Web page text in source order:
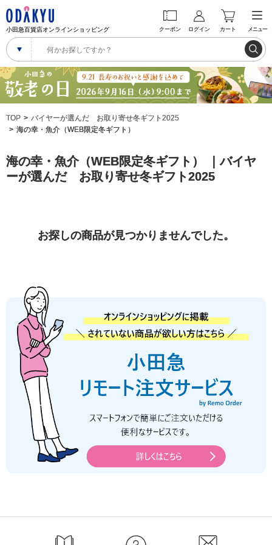
小田急百貨店オンラインショッピング クーポン ログイン カート メニュー
TOP
バイヤーが選んだ お取り寄せ冬ギフト2025
海の幸・魚介（WEB限定冬ギフト）
海の幸・魚介（WEB限定冬ギフト） ｜バイヤ
ーが選んだ お取り寄せ冬ギフト2025
お探しの商品が見つかりませんでした。